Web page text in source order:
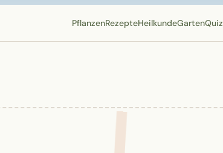
PflanzenRezepteHeilkundeGartenQuiz